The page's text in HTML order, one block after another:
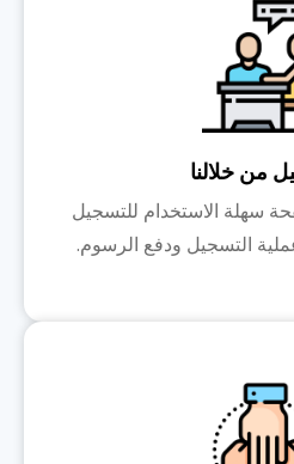
من خلالنا
سهلة الاستخدام للتسجيل
التسجيل ودفع الرسوم.